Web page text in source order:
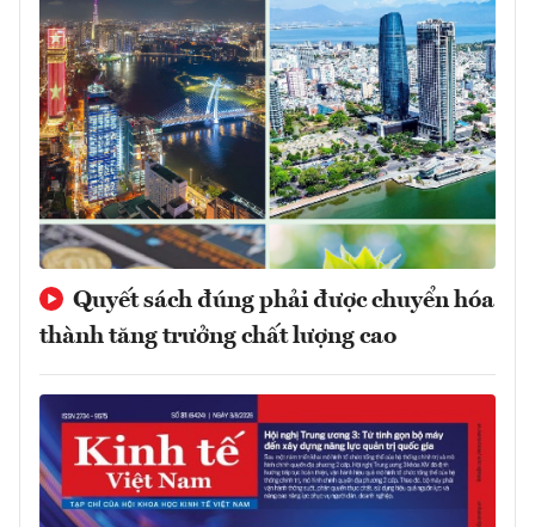
Quyết sách đúng phải được chuyển hóa
thành tăng trưởng chất lượng cao